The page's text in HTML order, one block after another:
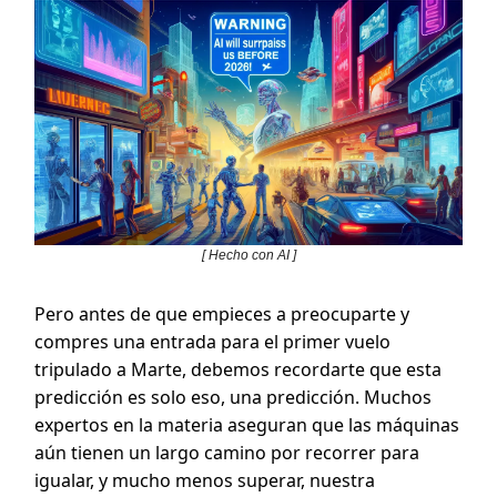
[ Hecho con AI ]
Pero antes de que empieces a preocuparte y
compres una entrada para el primer vuelo
tripulado a Marte, debemos recordarte que esta
predicción es solo eso, una predicción. Muchos
expertos en la materia aseguran que las máquinas
aún tienen un largo camino por recorrer para
igualar, y mucho menos superar, nuestra